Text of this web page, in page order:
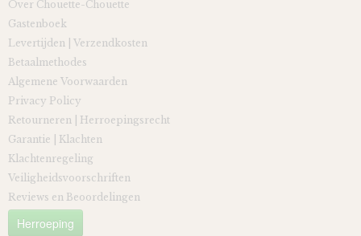
Over Chouette-Chouette
Gastenboek
Levertijden | Verzendkosten
Betaalmethodes
Algemene Voorwaarden
Privacy Policy
Retourneren | Herroepingsrecht
Garantie | Klachten
Klachtenregeling
Veiligheidsvoorschriften
Reviews en Beoordelingen
Herroeping